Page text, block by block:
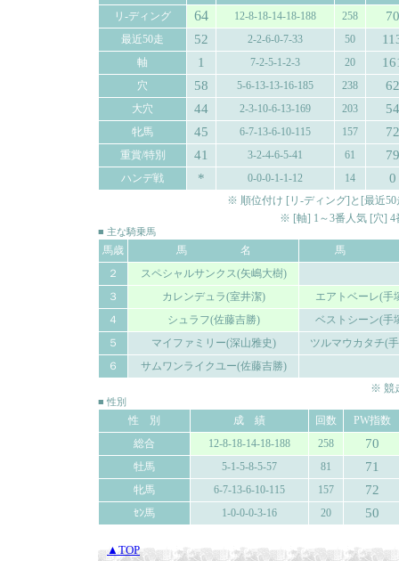
リ-ディング
64 12-8-18-14-18-188 258 70
最近50走 52 2-2-6-0-7-33 50
軸 1 7-2-5-1-2-3 20
穴 58 5-6-13-13-16-185 238 62
大穴 44 2-3-10-6-13-169 203 54
牝馬 45 6-7-13-6-10-115 157 72
重賞/特別 41 3-2-4-6-5-41 61 79
ハンデ戦 * 0-0-0-1-1-12 14 0
※ 順位付け [リ-ディング]と[最近
※ [軸] 1～3番人気 [穴] 4
■ 主な騎乗馬
馬歳 馬 名
馬
２
スペシャルサンクス(矢嶋大樹)
３
カレンデュラ(室井潔)
エアトベーレ(手
４
シュラフ(佐藤吉勝)
ベストシーン(手
５
マイファミリー(深山雅史)
ツルマウカタチ(
６
サムワンライクユー(佐藤吉勝)
※ 競
■ 性別
性 別 成 績 回数
PW指数
総合
12-8-18-14-18-188 258 70
牡馬 5-1-5-8-5-57 81 71
牝馬 6-7-13-6-10-115 157 72
ｾﾝ馬 1-0-0-0-3-16 20 50
▲TOP